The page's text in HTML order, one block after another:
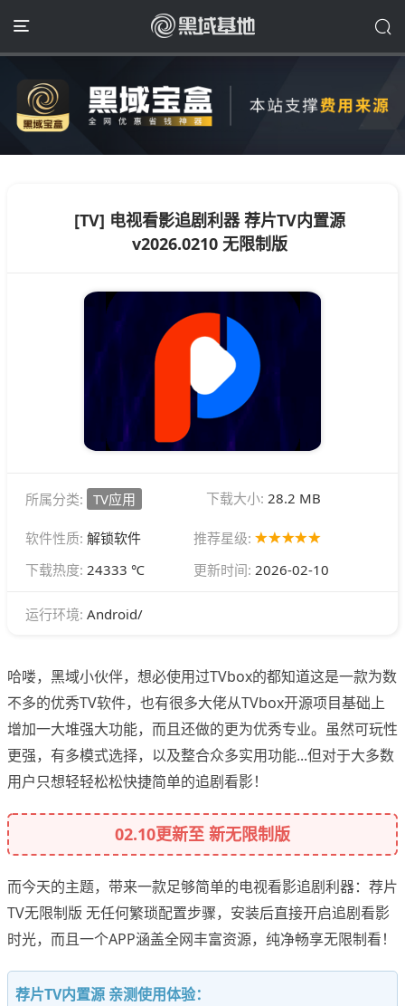
[TV] 电视看影追剧利器 荐片TV内置源
v2026.0210 无限制版
所属分类: TV应用 下载大小: 28.2 MB
软件性质: 解锁软件
推荐星级:
下载热度: 24333 ℃ 更新时间: 2026-02-10
运行环境: Android/
哈喽，黑域小伙伴，想必使用过TVbox的都知道这是一款为数
不多的优秀TV软件，也有很多大佬从TVbox开源项目基础上
增加一大堆强大功能，而且还做的更为优秀专业。虽然可玩性
更强，有多模式选择，以及整合众多实用功能...但对于大多数
用户只想轻轻松松快捷简单的追剧看影！
02.10更新至 新无限制版
而今天的主题，带来一款足够简单的电视看影追剧利器：荐片
TV无限制版 无任何繁琐配置步骤，安装后直接开启追剧看影
时光，而且一个APP涵盖全网丰富资源，纯净畅享无限制看！
荐片TV内置源 亲测使用体验：